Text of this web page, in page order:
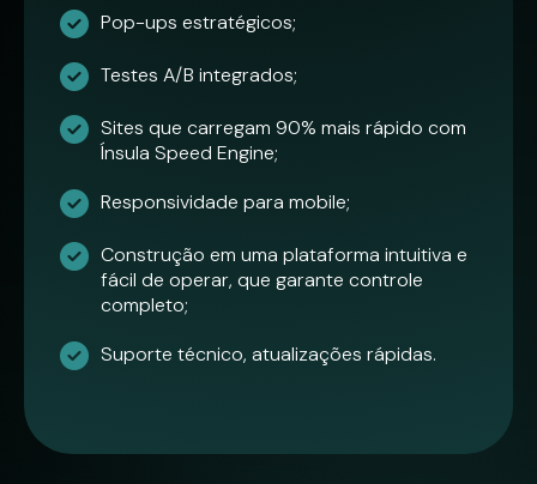
Pop-ups estratégicos;
Testes A/B integrados;
Sites que carregam 90% mais rápido com
Ínsula Speed Engine;
Responsividade para mobile;
Construção em uma plataforma intuitiva e
fácil de operar, que garante controle
completo;
Suporte técnico, atualizações rápidas.